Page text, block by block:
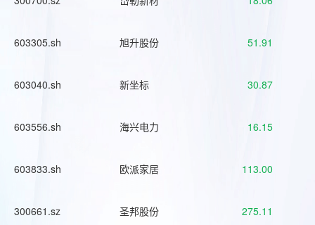
603305.sh 旭升股份 51.91
603040.sh 新坐标 30.87
603556.sh 海兴电力 16.15
603833.sh 欧派家居 113.00
300661.sz 圣邦股份 275.11